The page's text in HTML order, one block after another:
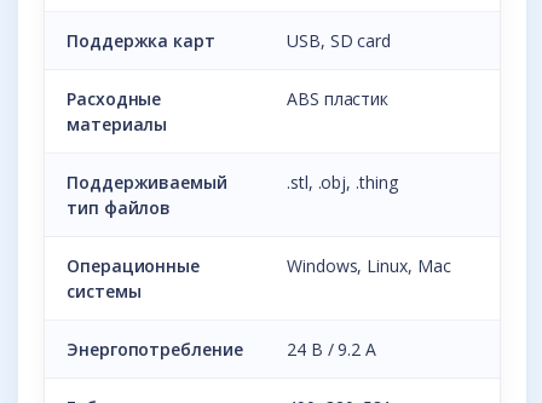
Поддержка карт USB, SD card
Расходные
материалы
ABS пластик
Поддерживаемый
тип файлов
.stl, .obj, .thing
Операционные
системы
Windows, Linux, Mac
Энергопотребление 24 В / 9.2 A